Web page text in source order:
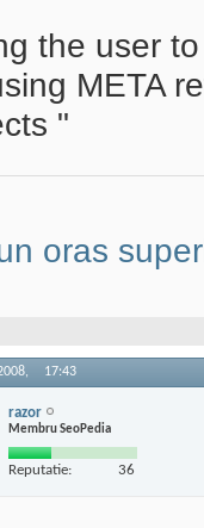
the user
META
"
oras
17:43
razor
Membru SeoPedia
Reputatie: 36